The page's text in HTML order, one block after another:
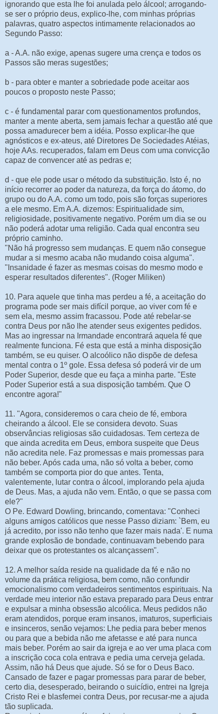
ignorando que esta lhe foi anulada pelo álcool; arrogando-
se ser o próprio deus, explico-lhe, com minhas próprias
palavras, quatro aspectos intimamente relacionados ao
Segundo Passo:
a - A.A. não exige, apenas sugere uma crença e todos os
Passos são meras sugestões;
b - para obter e manter a sobriedade pode aceitar aos
poucos o proposto neste Passo;
c - é fundamental parar com questionamentos profundos,
manter a mente aberta, sem jamais fechar a questão até que
possa amadurecer bem a idéia. Posso explicar-lhe que
agnósticos e ex-ateus, até Diretores De Sociedades Atéias,
hoje AAs. recuperados, falam em Deus com uma convicção
capaz de convencer até as pedras e;
d - que ele pode usar o método da substituição. Isto é, no
início recorrer ao poder da natureza, da força do átomo, do
grupo ou do A.A. como um todo, pois são forças superiores
a ele mesmo. Em A.A. dizemos: Espiritualidade sim,
religiosidade, positivamente negativo. Porém um dia se ou
não poderá adotar uma religião. Cada qual encontra seu
próprio caminho.
"Não há progresso sem mudanças. E quem não consegue
mudar a si mesmo acaba não mudando coisa alguma".
"Insanidade é fazer as mesmas coisas do mesmo modo e
esperar resultados diferentes". (Roger Miliken)
10. Para aquele que tinha mas perdeu a fé, a aceitação do
programa pode ser mais difícil porque, ao viver com fé e
sem ela, mesmo assim fracassou. Pode até rebelar-se
contra Deus por não lhe atender seus exigentes pedidos.
Mas ao ingressar na Irmandade encontrará aquela fé que
realmente funciona. Fé esta que está a minha disposição
também, se eu quiser. O alcoólico não dispõe de defesa
mental contra o 1º gole. Essa defesa só poderá vir de um
Poder Superior, desde que eu faça a minha parte. "Este
Poder Superior está a sua disposição também. Que O
encontre agora!"
11. "Agora, consideremos o cara cheio de fé, embora
cheirando a álcool. Ele se considera devoto. Suas
observâncias religiosas são cuidadosas. Tem certeza de
que ainda acredita em Deus, embora suspeite que Deus
não acredita nele. Faz promessas e mais promessas para
não beber. Após cada uma, não só volta a beber, como
também se comporta pior do que antes. Tenta,
valentemente, lutar contra o álcool, implorando pela ajuda
de Deus. Mas, a ajuda não vem. Então, o que se passa com
ele?"
O Pe. Edward Dowling, brincando, comentava: "Conheci
alguns amigos católicos que nesse Passo diziam: `Bem, eu
já acredito, por isso não tenho que fazer mais nada'. E numa
grande explosão de bondade, continuavam bebendo para
deixar que os protestantes os alcançassem".
12. A melhor saída reside na qualidade da fé e não no
volume da prática religiosa, bem como, não confundir
emocionalismo com verdadeiros sentimentos espirituais. Na
verdade meu interior não estava preparado para Deus entrar
e expulsar a minha obsessão alcoólica. Meus pedidos não
eram atendidos, porque eram insanos, imaturos, superficiais
e insinceros, senão vejamos: Lhe pedia para beber menos
ou para que a bebida não me afetasse e até para nunca
mais beber. Porém ao sair da igreja e ao ver uma placa com
a inscrição coca cola entrava e pedia uma cerveja gelada.
Assim, não há Deus que ajude. Só se for o Deus Baco.
Cansado de fazer e pagar promessas para parar de beber,
certo dia, desesperado, beirando o suicídio, entrei na Igreja
Cristo Rei e blasfemei contra Deus, por recusar-me a ajuda
tão suplicada.